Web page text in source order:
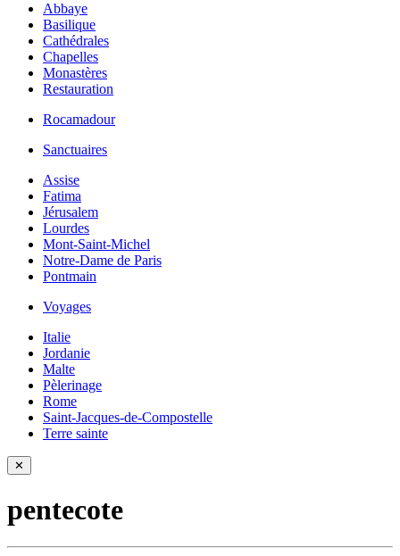
Abbaye
Basilique
Cathédrales
Chapelles
Monastères
Restauration
Rocamadour
Sanctuaires
Assise
Fatima
Jérusalem
Lourdes
Mont-Saint-Michel
Notre-Dame de Paris
Pontmain
Voyages
Italie
Jordanie
Malte
Pèlerinage
Rome
Saint-Jacques-de-Compostelle
Terre sainte
✕
pentecote